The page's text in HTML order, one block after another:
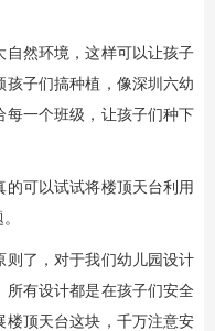
然环境，这样可以让孩子
子们搞种植，像深圳六幼
一个班级，让孩子们种下
可以试试将楼顶天台利用
则了，对于我们幼儿园设计
有设计都是在孩子们安全
楼顶天台这块，千万注意安